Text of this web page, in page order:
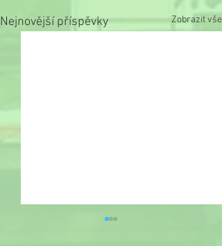
Nejnovější příspěvky Zobrazit vše